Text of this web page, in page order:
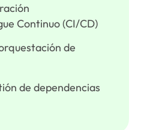
Continuo (CI/CD)
de
de dependencias